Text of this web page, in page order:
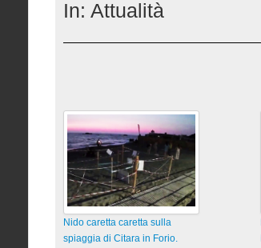
In: Attualità
Nido caretta caretta sulla
spiaggia di Citara in Forio.